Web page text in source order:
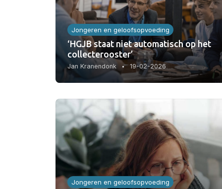
Jongeren en geloofsopvoeding
‘HGJB staat niet automatisch op het
collecterooster’
Jan Kranendonk 19-02-2026
Jongeren en geloofsopvoeding